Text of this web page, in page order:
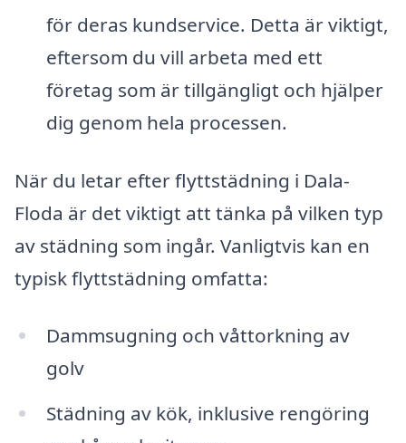
för deras kundservice. Detta är viktigt,
eftersom du vill arbeta med ett
företag som är tillgängligt och hjälper
dig genom hela processen.
När du letar efter flyttstädning i Dala-
Floda är det viktigt att tänka på vilken typ
av städning som ingår. Vanligtvis kan en
typisk flyttstädning omfatta:
Dammsugning och våttorkning av
golv
Städning av kök, inklusive rengöring